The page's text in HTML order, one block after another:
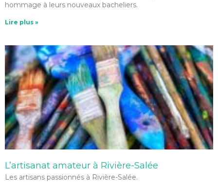
hommage à leurs nouveaux bacheliers.
Lire plus »
L’artisanat amateur à Rivière-Salée
Les artisans passionnés à Rivière-Salée.